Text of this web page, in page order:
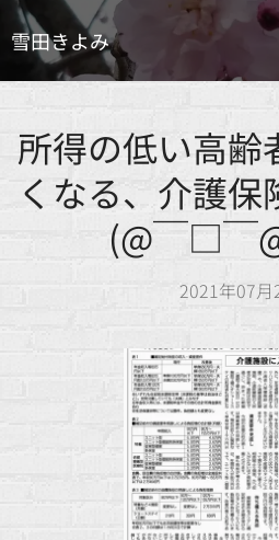
雪田きよみ
所得の低い高齢
くなる、介護
(@￣□￣
2021年07月